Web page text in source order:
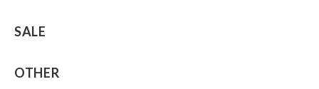
SALE
OTHER